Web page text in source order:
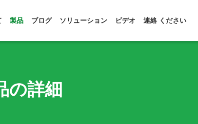
製品 ブログ ソリューション ビデオ 連絡 ください
の詳細